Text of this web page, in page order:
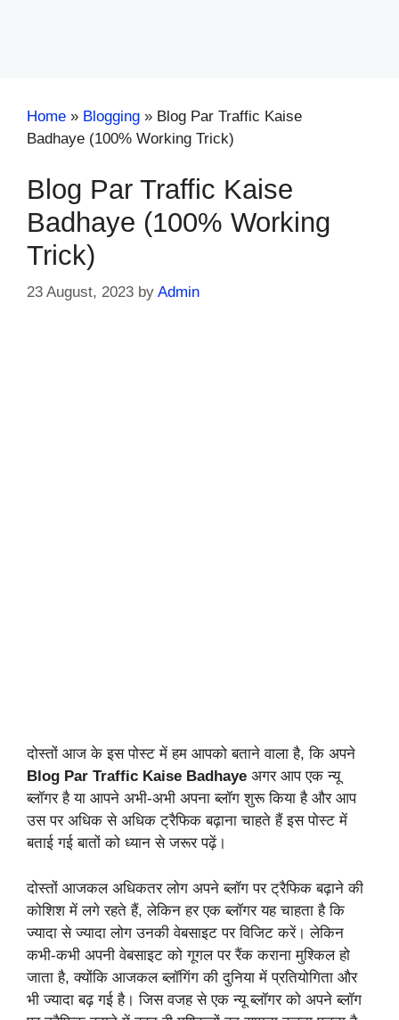
Home » Blogging » Blog Par Traffic Kaise
Badhaye (100% Working Trick)
Blog Par Traffic Kaise
Badhaye (100% Working
Trick)
23 August, 2023 by Admin
दोस्तों आज के इस पोस्ट में हम आपको बताने वाला है, कि अपने
Blog Par Traffic Kaise Badhaye अगर आप एक न्यू
ब्लॉगर है या आपने अभी-अभी अपना ब्लॉग शुरू किया है और आप
उस पर अधिक से अधिक ट्रैफिक बढ़ाना चाहते हैं इस पोस्ट में
बताई गई बातों को ध्यान से जरूर पढ़ें।
दोस्तों आजकल अधिकतर लोग अपने ब्लॉग पर ट्रैफिक बढ़ाने की
कोशिश में लगे रहते हैं, लेकिन हर एक ब्लॉगर यह चाहता है कि
ज्यादा से ज्यादा लोग उनकी वेबसाइट पर विजिट करें। लेकिन
कभी-कभी अपनी वेबसाइट को गूगल पर रैंक कराना मुश्किल हो
जाता है, क्योंकि आजकल ब्लॉगिंग की दुनिया में प्रतियोगिता और
भी ज्यादा बढ़ गई है। जिस वजह से एक न्यू ब्लॉगर को अपने ब्लॉग